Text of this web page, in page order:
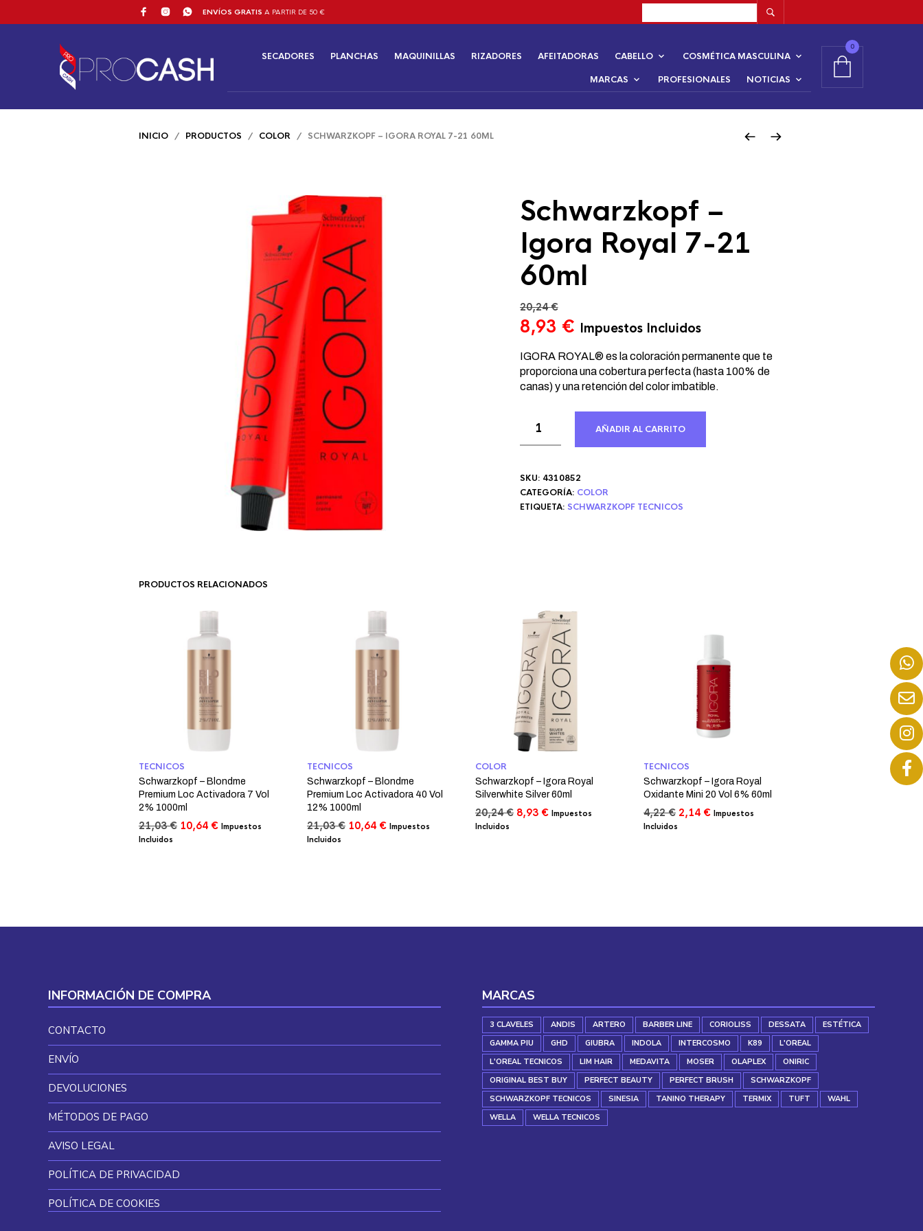
ENVÍOS GRATIS A PARTIR DE 50 €
SECADORES PLANCHAS MAQUINILLAS RIZADORES AFEITADORAS CABELLO COSMÉTICA MASCULINA
MARCAS PROFESIONALES NOTICIAS
0
INICIO / PRODUCTOS / COLOR / SCHWARZKOPF – IGORA ROYAL 7-21 60ML
Schwarzkopf –
Igora Royal 7-21
60ml
20,24€
El
original
era:
20,24 €.
8,93 €El
precio
actual
es:
8,93 €.
Impuestos Incluidos
IGORA ROYAL® es la coloración permanente que te
proporciona una cobertura perfecta (hasta 100% de
canas) y una retención del color imbatible.
AÑADIR AL CARRITO
SKU: 4310852
CATEGORÍA: COLOR
ETIQUETA: SCHWARZKOPF TECNICOS
PRODUCTOS RELACIONADOS
TECNICOS
Schwarzkopf – Blondme
Premium Loc Activadora 7 Vol
2% 1000ml
21,03€ El
10,64 €ElImpuestos
Incluidos
TECNICOS
Schwarzkopf – Blondme
Premium Loc Activadora 40 Vol
12% 1000ml
21,03€ El
10,64 €ElImpuestos
Incluidos
COLOR
Schwarzkopf – Igora Royal
Silverwhite Silver 60ml
20,24€ El
8,93 €ElImpuestos
Incluidos
TECNICOS
Schwarzkopf – Igora Royal
Oxidante Mini 20 Vol 6% 60ml
4,22€ El
2,14 €ElImpuestos
Incluidos
INFORMACIÓN DE COMPRA
CONTACTO
ENVÍO
DEVOLUCIONES
MÉTODOS DE PAGO
AVISO LEGAL
POLÍTICA DE PRIVACIDAD
POLÍTICA DE COOKIES
MARCAS
3 CLAVELES ANDIS ARTERO BARBER LINE CORIOLISS DESSATA
ESTÉTICA
GAMMA PIU
GHD GIUBRA INDOLA INTERCOSMO K89
L'OREAL
L'OREAL TECNICOS
LIM HAIR MEDAVITA MOSER OLAPLEX
ONIRIC
ORIGINAL BEST BUY
PERFECT BEAUTY PERFECT BRUSH
SCHWARZKOPF
SCHWARZKOPF TECNICOS
SINESIA TANINO THERAPY TERMIX TUFT
WAHL
WELLA
WELLA TECNICOS